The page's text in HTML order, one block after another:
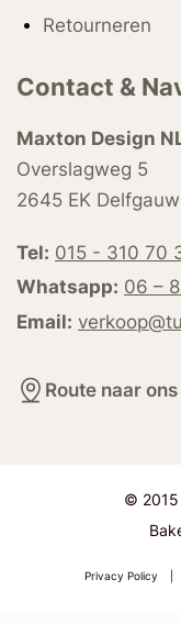
Retourneren
Contact &
Maxton Design
Overslagweg 5
2645 EK Delfgauw
Tel: 015 - 310 70
Whatsapp: 06 –
Email:
Route naar
© 2015
Privacy Policy